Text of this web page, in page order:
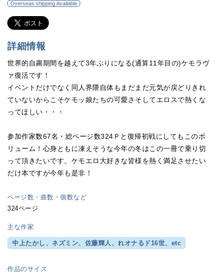
Overseas shipping Available
詳細情報
世界的自粛期間を越えて3年ぶりになる(通算11年目の)ケモラヴ
ァ復活です！
イベントだけでなく同人界隈自体もまだまだ元気が戻どりきれ
ていないからこそケモッ娘たちの可愛さそしてエロスで熱くな
ってほしい・・・
参加作家数67名・総ページ数324Ｐと復帰初戦にしてもこのボ
リューム！心身ともに凍えそうな今年の冬はこの一冊で乗り切
って頂きたいです。ケモエロ大好きな皆様を熱く満足させたい
だけ本ですが今年も是非！
ページ数・曲数・個数など
324ページ
主な作家
中上たかし、ネズミン、佐藤輝人、れオナるド16世、etc
作品のサイズ